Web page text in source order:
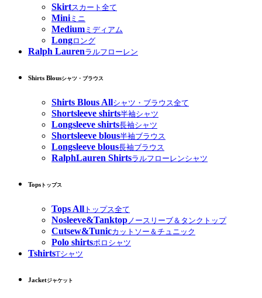
Skirtスカート全て
Miniミニ
Medium ミディアム
Longロング
Ralph Laurenラルフローレン
Shirts Blousシャツ・ブラウス
Shirts Blous Allシャツ・ブラウス全て
Shortsleeve shirts半袖シャツ
Longsleeve shirts長袖シャツ
Shortsleeve blous半袖ブラウス
Longsleeve blous長袖ブラウス
RalphLauren Shirtsラルフローレンシャツ
Tops トップス
Tops All トップス全て
Nosleeve&Tanktop ノースリーブ＆タンクトップ
Cutsew&Tunicカットソー＆チュニック
Polo shirtsポロシャツ
TshirtsTシャツ
Jacketジャケット